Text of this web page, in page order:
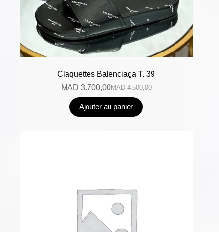
Claquettes Balenciaga T. 39
MAD4.500,00
MAD 3.700,00
Ajouter au panier